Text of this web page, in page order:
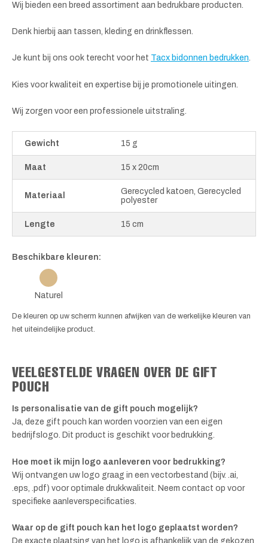
Wij bieden een breed assortiment aan bedrukbare producten.
Denk hierbij aan tassen, kleding en drinkflessen.
Je kunt bij ons ook terecht voor het Tacx bidonnen bedrukken.
Kies voor kwaliteit en expertise bij je promotionele uitingen.
Wij zorgen voor een professionele uitstraling.
Gewicht 15 g
Maat 15 x 20cm
Materiaal
Gerecycled katoen, Gerecycled
polyester
Lengte 15 cm
Beschikbare kleuren:
Naturel
De kleuren op uw scherm kunnen afwijken van de werkelijke kleuren van
het uiteindelijke product.
VEELGESTELDE VRAGEN OVER DE GIFT
POUCH
Is personalisatie van de gift pouch mogelijk?
Ja, deze gift pouch kan worden voorzien van een eigen
bedrijfslogo. Dit product is geschikt voor bedrukking.
Hoe moet ik mijn logo aanleveren voor bedrukking?
Wij ontvangen uw logo graag in een vectorbestand (bijv. .ai,
.eps, .pdf) voor optimale drukkwaliteit. Neem contact op voor
specifieke aanleverspecificaties.
Waar op de gift pouch kan het logo geplaatst worden?
De exacte plaatsing van het logo is afhankelijk van de gekozen